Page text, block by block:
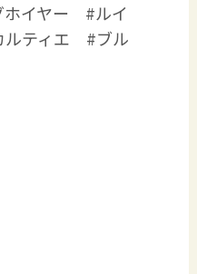
イヤー #ルイ
ティエ #ブル